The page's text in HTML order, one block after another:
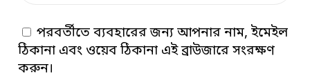
পরবর্তীতে ব্যবহারের জন্য আপনার নাম, ইমেইল
ঠিকানা এবং ওয়েব ঠিকানা এই ব্রাউজারে সংরক্ষণ
করুন।